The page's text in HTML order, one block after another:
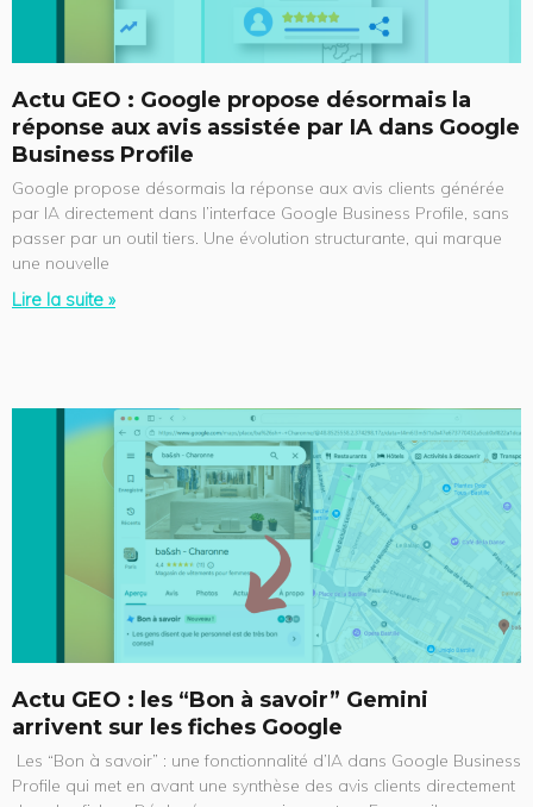
Actu GEO : Google propose désormais la
réponse aux avis assistée par IA dans Google
Business Profile
Google propose désormais la réponse aux avis clients générée
par IA directement dans l’interface Google Business Profile, sans
passer par un outil tiers. Une évolution structurante, qui marque
une nouvelle
Lire la suite »
Actu GEO : les “Bon à savoir” Gemini
arrivent sur les fiches Google
Les “Bon à savoir” : une fonctionnalité d’IA dans Google Business
Profile qui met en avant une synthèse des avis clients directement